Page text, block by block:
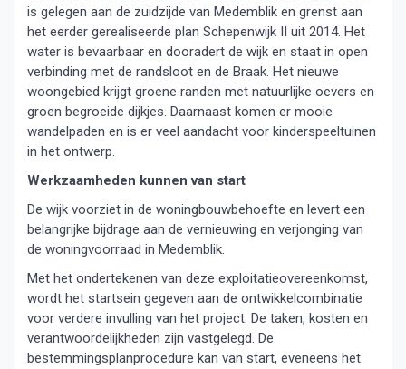
is gelegen aan de zuidzijde van Medemblik en grenst aan
het eerder gerealiseerde plan Schepenwijk II uit 2014. Het
water is bevaarbaar en dooradert de wijk en staat in open
verbinding met de randsloot en de Braak. Het nieuwe
woongebied krijgt groene randen met natuurlijke oevers en
groen begroeide dijkjes. Daarnaast komen er mooie
wandelpaden en is er veel aandacht voor kinderspeeltuinen
in het ontwerp.
Werkzaamheden kunnen van start
De wijk voorziet in de woningbouwbehoefte en levert een
belangrijke bijdrage aan de vernieuwing en verjonging van
de woningvoorraad in Medemblik.
Met het ondertekenen van deze exploitatieovereenkomst,
wordt het startsein gegeven aan de ontwikkelcombinatie
voor verdere invulling van het project. De taken, kosten en
verantwoordelijkheden zijn vastgelegd. De
bestemmingsplanprocedure kan van start, eveneens het